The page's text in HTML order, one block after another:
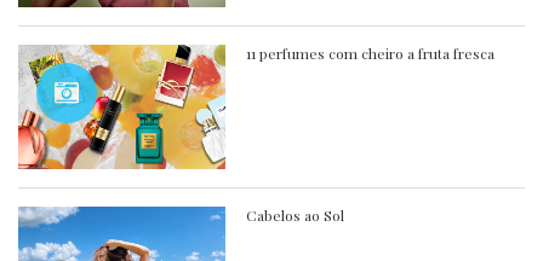
11 perfumes com cheiro a fruta fresca
Cabelos ao Sol